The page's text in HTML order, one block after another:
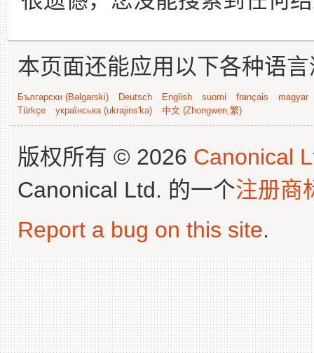
本页面还能应用以下各种语
Български (Bəlgarski) Deutsch English suomi français
magyar
Türkçe
українська (ukrajins'ka) 中文 (Zhongwen,繁)
版权所有 © 2026 Canonical
Canonical Ltd. 的一个注册商
Report a bug on this site.